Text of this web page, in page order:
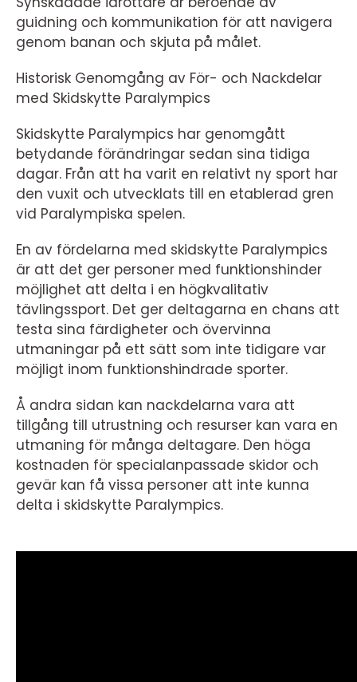
guidning och kommunikation för att navigera
genom banan och skjuta på målet.
Historisk Genomgång av För- och Nackdelar
med Skidskytte Paralympics
Skidskytte Paralympics har genomgått
betydande förändringar sedan sina tidiga
dagar. Från att ha varit en relativt ny sport har
den vuxit och utvecklats till en etablerad gren
vid Paralympiska spelen.
En av fördelarna med skidskytte Paralympics
är att det ger personer med funktionshinder
möjlighet att delta i en högkvalitativ
tävlingssport. Det ger deltagarna en chans att
testa sina färdigheter och övervinna
utmaningar på ett sätt som inte tidigare var
möjligt inom funktionshindrade sporter.
Å andra sidan kan nackdelarna vara att
tillgång till utrustning och resurser kan vara en
utmaning för många deltagare. Den höga
kostnaden för specialanpassade skidor och
gevär kan få vissa personer att inte kunna
delta i skidskytte Paralympics.